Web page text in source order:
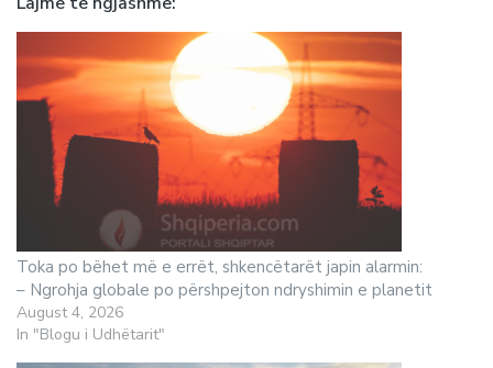
Toka po bëhet më e errët, shkencëtarët japin alarmin:
– Ngrohja globale po përshpejton ndryshimin e planetit
August 4, 2026
In "Blogu i Udhëtarit"